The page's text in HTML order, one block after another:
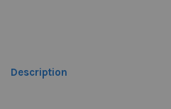
Description